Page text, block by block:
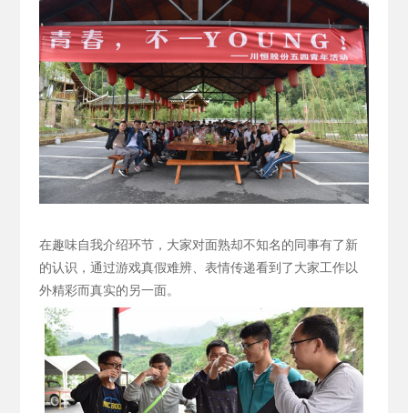
在趣味自我介绍环节，大家对面熟却不知名的同事有了新
的认识，通过游戏真假难辨、表情传递看到了大家工作以
外精彩而真实的另一面。